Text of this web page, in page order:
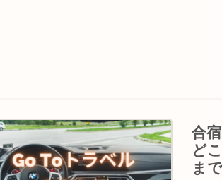
合
ど
ま